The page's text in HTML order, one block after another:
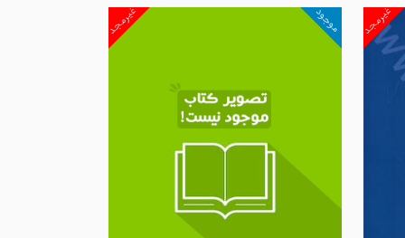
غیرمجد غیرمجد موجود